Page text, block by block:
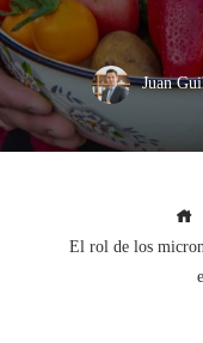
Juan
El rol de los